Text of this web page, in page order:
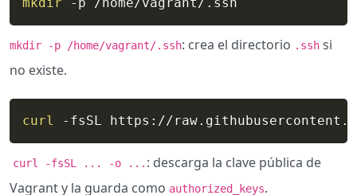
mkdir -p /home/vagrant/.ssh: crea el directorio .ssh si
no existe.
curl
curl -fsSL ... -o ... : descarga la clave pública de
Vagrant y la guarda como authorized_keys.